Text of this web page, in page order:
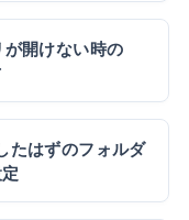
が開けない時の
たはずのフォルダ